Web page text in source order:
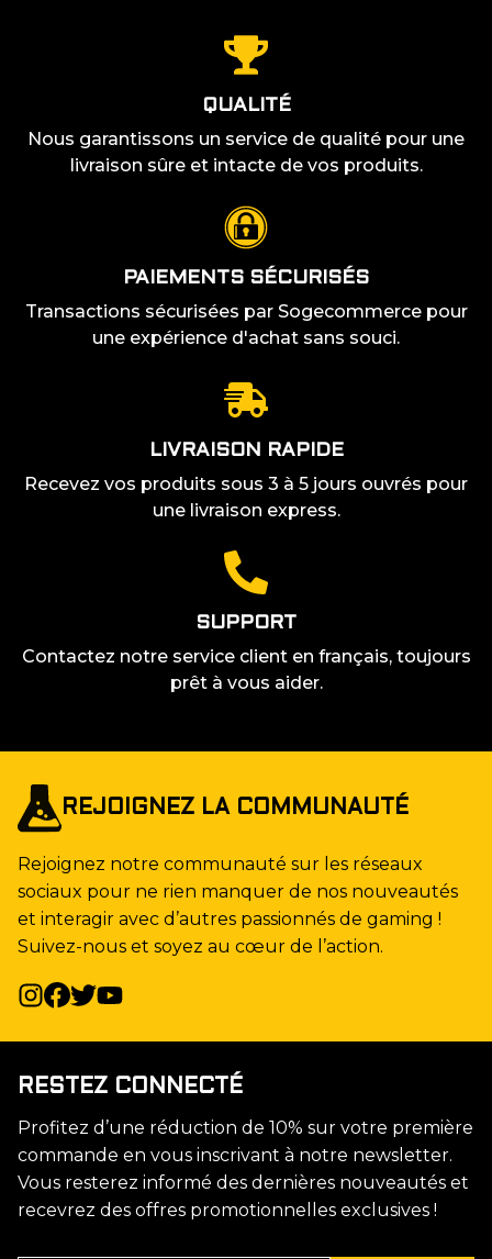
QUALITÉ
Nous garantissons un service de qualité pour une
livraison sûre et intacte de vos produits.
PAIEMENTS SÉCURISÉS
Transactions sécurisées par Sogecommerce pour
une expérience d'achat sans souci.
LIVRAISON RAPIDE
Recevez vos produits sous 3 à 5 jours ouvrés pour
une livraison express.
SUPPORT
Contactez notre service client en français, toujours
prêt à vous aider.
REJOIGNEZ LA COMMUNAUTÉ
Rejoignez notre communauté sur les réseaux
sociaux pour ne rien manquer de nos nouveautés
et interagir avec d’autres passionnés de gaming !
Suivez-nous et soyez au cœur de l’action.
RESTEZ CONNECTÉ
Profitez d’une réduction de 10% sur votre première
commande en vous inscrivant à notre newsletter.
Vous resterez informé des dernières nouveautés et
recevrez des offres promotionnelles exclusives !